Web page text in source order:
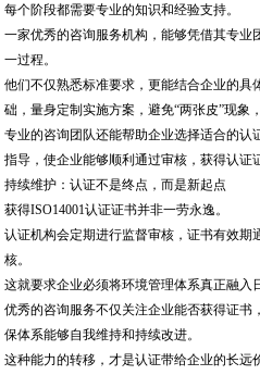
每个阶段都需要专业的知识和经验支持。
一家优秀的咨询服务机构，能够凭借其专
一过程。
他们不仅熟悉标准要求，更能结合企业的具
础，量身定制实施方案，避免“两张皮”现象
专业的咨询团队还能帮助企业选择适合的
指导，使企业能够顺利通过审核，获得认证
持续维护：认证不是终点，而是新起点
获得ISO14001认证证书并非一劳永逸。
认证机构会定期进行监督审核，证书有效期
核。
这就要求企业必须将环境管理体系真正融入
优秀的咨询服务不仅关注企业能否获得证
保体系能够自我维持和持续改进。
这种能力的转移，才是认证带给企业的长远